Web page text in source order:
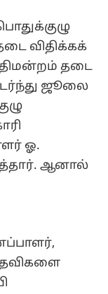
விதிக்கக்
தடை
ஜூலை
ஓ.
ஆனால்